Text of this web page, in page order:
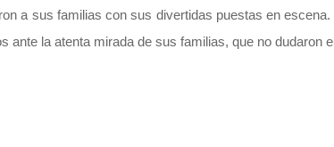
a sus familias con sus divertidas puestas en
ante la atenta mirada de sus familias, que no dudaron